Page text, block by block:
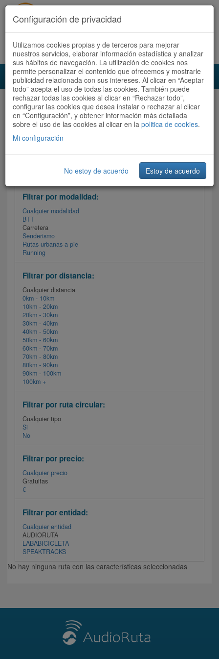
Acceder Registrate ahora Español | Català
Audioruta Todas las rutas
Todas las rutas Ordenar por:Más recientes
Filtrar las rutas
Filtrar por modalidad:
Cualquier modalidad
BTT
Carretera
Senderismo
Rutas urbanas a pie
Running
Filtrar por distancia:
Cualquier distancia
0km - 10km
10km - 20km
20km - 30km
30km - 40km
40km - 50km
50km - 60km
60km - 70km
70km - 80km
80km - 90km
90km - 100km
100km +
Filtrar por ruta circular:
Cualquier tipo
Si
No
Filtrar por precio:
Cualquier precio
Gratuitas
€
Filtrar por entidad:
Cualquier entidad
AUDIORUTA
LABABICICLETA
SPEAKTRACKS
No hay ninguna ruta con las características seleccionadas
Configuración de privacidad
Utilizamos cookies propias y de terceros para mejorar
nuestros servicios, elaborar información estadística y analizar
sus hábitos de navegación. La utilización de cookies nos
permite personalizar el contenido que ofrecemos y mostrarle
publicidad relacionada con sus intereses. Al clicar en “Aceptar
todo” acepta el uso de todas las cookies. También puede
rechazar todas las cookies al clicar en “Rechazar todo”,
configurar las cookies que desea instalar o rechazar al clicar
en “Configuración”, y obtener información más detallada
sobre el uso de las cookies al clicar en la politica de cookies.
Mi configuración
No estoy de acuerdo Estoy de acuerdo